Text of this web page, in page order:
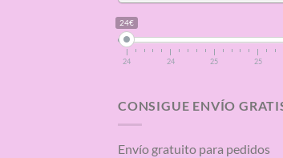
24€
24 24 25 25
CONSIGUE ENVÍO
Envío gratuito para pedidos